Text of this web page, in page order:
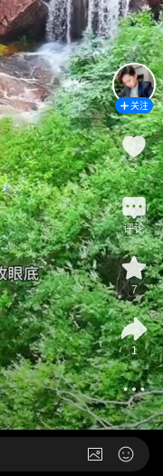
关注
2
评论
7
1